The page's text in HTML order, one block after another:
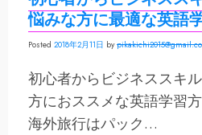
悩みな方に最適な英語
Posted 2018年2月11日 by
初心者からビジネススキ
方におススメな英語学習
海外旅行はパック…